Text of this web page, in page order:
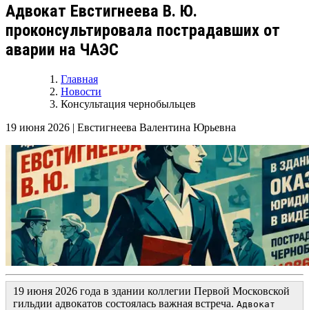
Адвокат Евстигнеева В. Ю.
проконсультировала пострадавших от
аварии на ЧАЭС
Главная
Новости
Консультация чернобыльцев
19 июня 2026 | Евстигнеева Валентина Юрьевна
19 июня 2026 года в здании коллегии Первой Московской
гильдии адвокатов состоялась важная встреча. Адвокат